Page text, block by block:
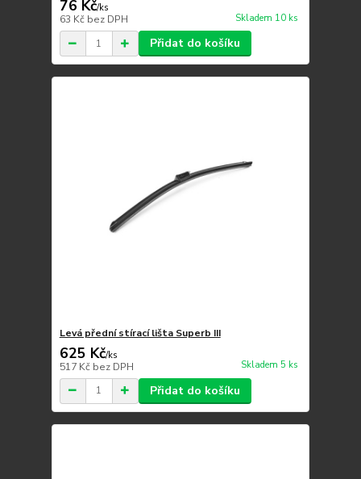
76 Kč/ks
63 Kč bez DPH Skladem 10 ks
Přidat do košíku
Levá přední stírací lišta Superb III
625 Kč/ks
517 Kč bez DPH Skladem 5 ks
Přidat do košíku